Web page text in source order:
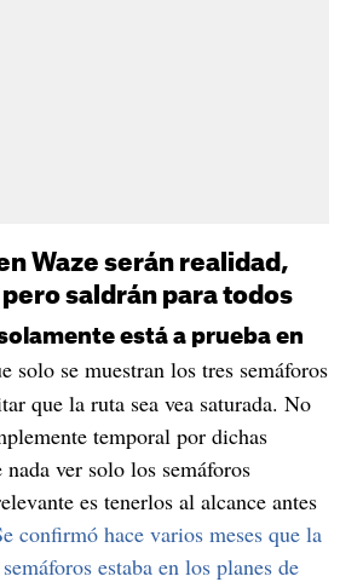
Waze serán realidad,
saldrán para todos
está a prueba en
solo se muestran los tres semáforos
que la ruta sea vea saturada. No
temporal por dichas
ver solo los semáforos
es tenerlos al alcance antes
confirmó hace varios meses que la
estaba en los planes de